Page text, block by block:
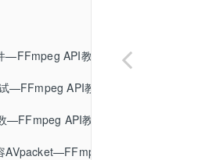
础知识
基础知识
视频基础知识
基础
基础
—FFmpeg基础
编译链接基础知识
库—编译链接基础知识
动态库—编译链接基础知识
库与动态库—编译链接基础知识
—编译链接基础知识
析 调试环境搭建
调试环境搭建
调试环境搭建
介绍—FFmpeg调试环境搭建
使用—FFmpeg调试环境搭建
—FFmpeg编译教程
扩展—FFmpeg编译教程
编解码扩展—FFmpeg编译教程
编译教程
编译教程
API教程
的API库—FFmpeg API教程
API库—FFmpeg API教程
—FFmpeg API教程
—FFmpeg API教程
—FFmpeg API教程
API教程